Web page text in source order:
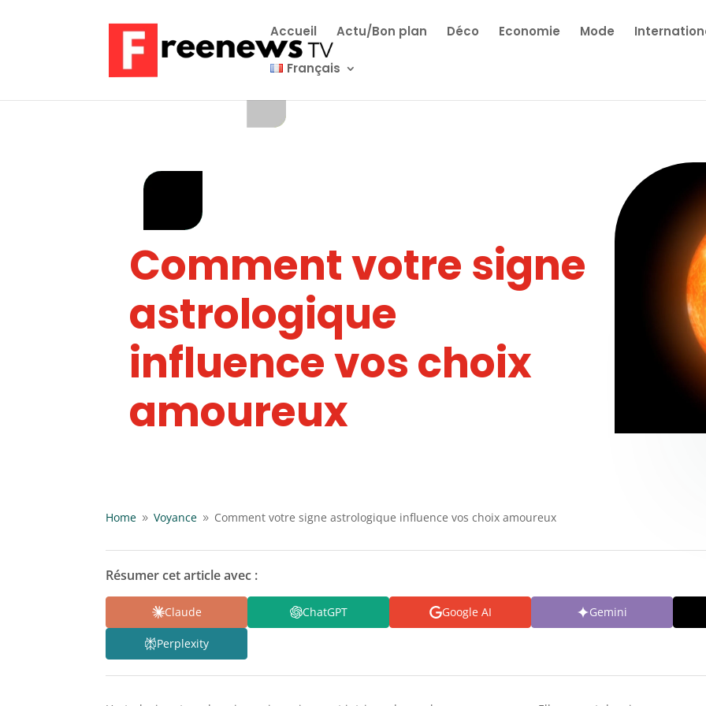
Accueil Actu/Bon plan Déco Economie Mode
Français
Comment votre signe
astrologique
influence vos choix
amoureux
Home 9 Voyance 9 Comment votre signe astrologique influence vos choix amoureux
Résumer cet article avec :
Claude ChatGPT Google AI Gemini
Perplexity